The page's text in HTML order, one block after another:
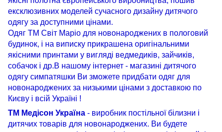
ексклюзивних моделей сучасного дизайну дитячого
одягу за доступними цінами.
Одяг ТМ Світ Маріо для новонароджених в пологовий
будинок, і на виписку прикрашена оригінальними
якісними принтами у вигляді ведмедиків, зайчиків,
собачок і др.В нашому інтернет - магазині дитячого
одягу симпатяшки Ви зможете придбати одяг для
новонароджених за низькими цінами з доставкою по
Києву і всій Україні !
ТМ Медісон Україна - виробник постільної білизни і
дитячих товарів для новонароджених. Ви будете